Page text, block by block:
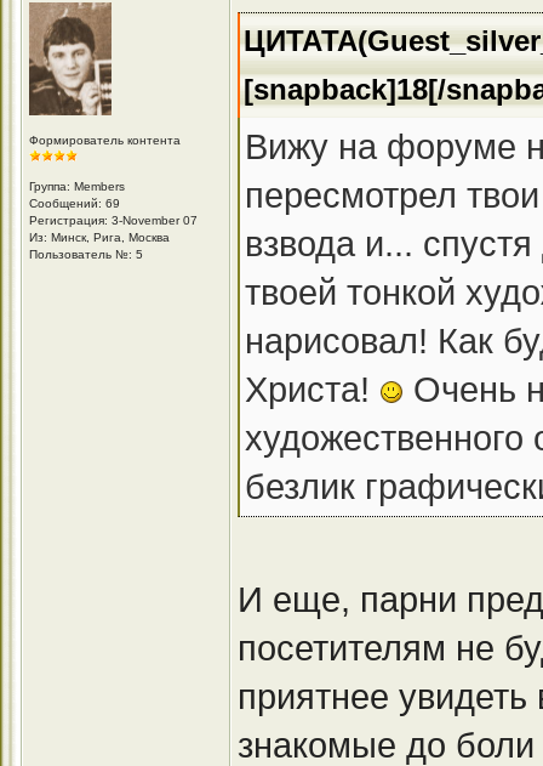
Формирователь контента
Группа: Members
Сообщений: 69
Регистрация: 3-November 07
Из: Минск, Рига, Москва
Пользователь №: 5
[snapback]18[/
Вижу на форуме
пересмотрел
взвода и...
твоей тонкой
нарисовал! Как
Христа!
Очень
безлик
И еще, парни
посетителям не
приятнее
знакомые до